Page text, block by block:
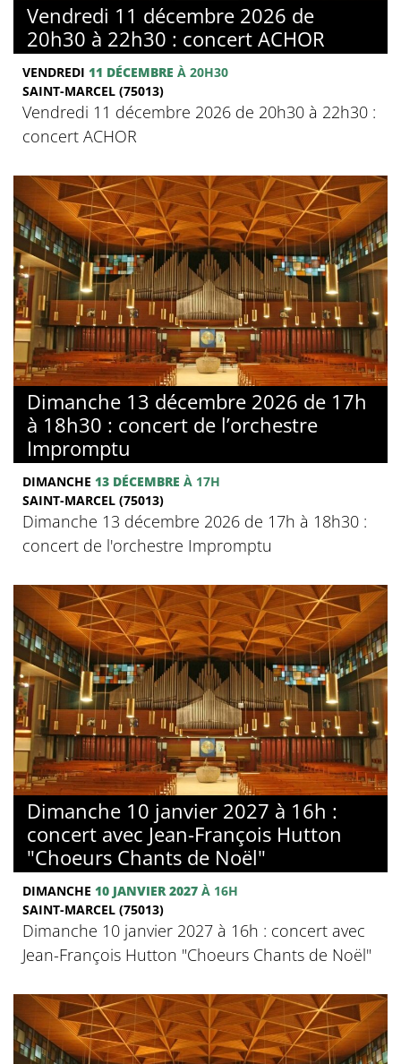
Vendredi 11 décembre 2026 de
20h30 à 22h30 : concert ACHOR
VENDREDI 11 DÉCEMBRE À 20H30
SAINT-MARCEL (75013)
Vendredi 11 décembre 2026 de 20h30 à 22h30 :
concert ACHOR
Dimanche 13 décembre 2026 de 17h
à 18h30 : concert de l’orchestre
Impromptu
DIMANCHE 13 DÉCEMBRE À 17H
SAINT-MARCEL (75013)
Dimanche 13 décembre 2026 de 17h à 18h30 :
concert de l'orchestre Impromptu
Dimanche 10 janvier 2027 à 16h :
concert avec Jean-François Hutton
"Choeurs Chants de Noël"
DIMANCHE 10 JANVIER 2027 À 16H
SAINT-MARCEL (75013)
Dimanche 10 janvier 2027 à 16h : concert avec
Jean-François Hutton "Choeurs Chants de Noël"